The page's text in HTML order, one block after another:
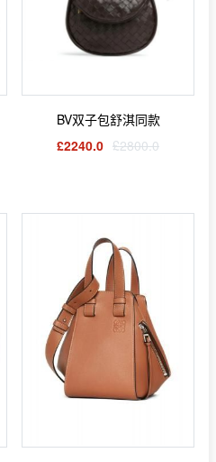
BV双子包舒淇同款
£2240.0 £2800.0